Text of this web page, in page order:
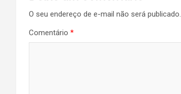
O seu endereço de e-mail não será publicado.
Comentário *